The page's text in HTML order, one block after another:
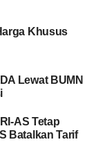
pelaku
dan
pertanian dapat
pemulihan
2024
Khusus
Lewat BUMN
AS Tetap
Batalkan Tarif